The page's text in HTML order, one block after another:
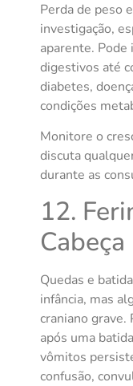
Perda de peso
investigação,
aparente.
digestivos até
diabetes,
condições
Monitore o
discuta
durante as
12.
Cabeça
Quedas e
infância, mas
craniano
após uma
vômitos
confusão,